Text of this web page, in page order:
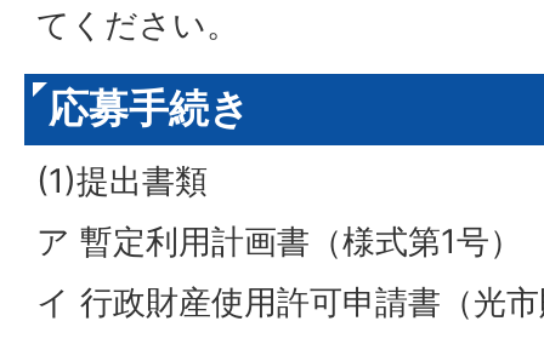
てください。
応募手続き
(1)提出書類
ア 暫定利用計画書（様式第1号）
イ 行政財産使用許可申請書（光